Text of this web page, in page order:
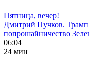
Пятница, вечер!
Дмитрий Пучков. Трамп
попрошайничество
06:04
24 мин